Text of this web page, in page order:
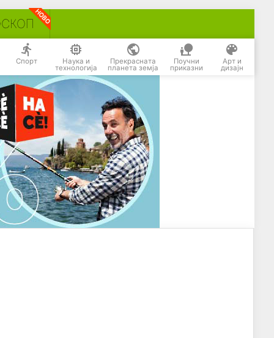
Спорт Наука и
технологија
Прекрасната
планета земја
Поучни
приказни
Арт и
дизајн